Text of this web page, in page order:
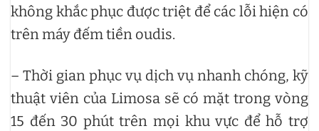
không khắc phục được triệt để các lỗi hiện có
trên máy đếm tiền oudis.
– Thời gian phục vụ dịch vụ nhanh chóng, kỹ
thuật viên của Limosa sẽ có mặt trong vòng
15 đến 30 phút trên mọi khu vực để hỗ trợ